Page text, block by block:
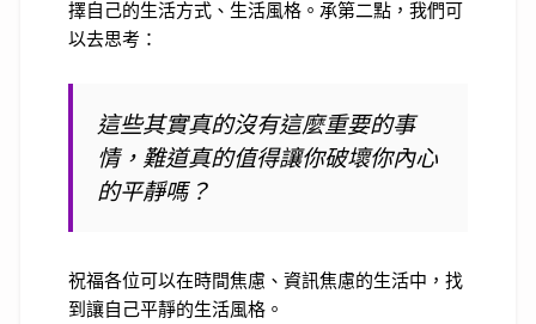
擇自己的生活方式、生活風格。承第二點，我們可
以去思考：
這些其實真的沒有這麼重要的事
情，難道真的值得讓你破壞你內心
的平靜嗎？
祝福各位可以在時間焦慮、資訊焦慮的生活中，找
到讓自己平靜的生活風格。